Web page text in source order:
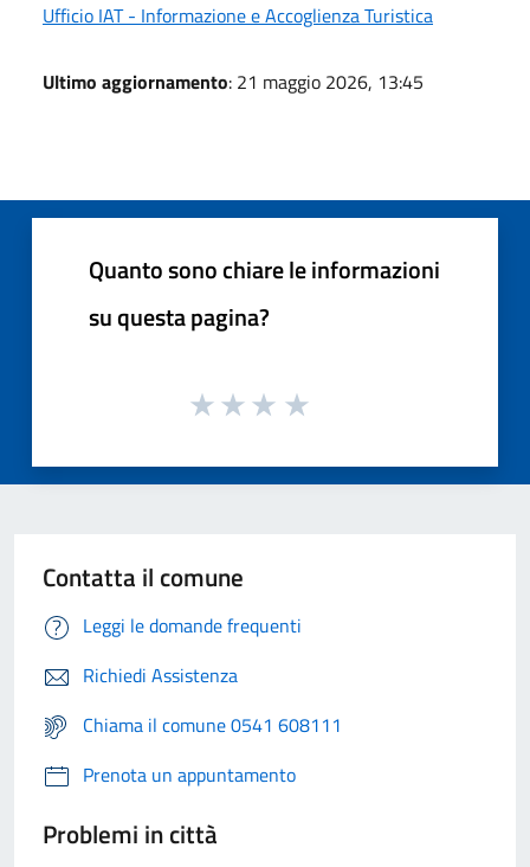
Ufficio IAT - Informazione e Accoglienza Turistica
Ultimo aggiornamento: 21 maggio 2026, 13:45
Quanto sono chiare le informazioni
su questa pagina?
Contatta il comune
Leggi le domande frequenti
Richiedi Assistenza
Chiama il comune 0541 608111
Prenota un appuntamento
Problemi in città